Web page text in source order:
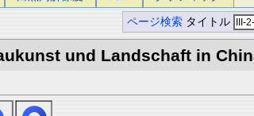
ページ検索 タイトル
und Landschaft in